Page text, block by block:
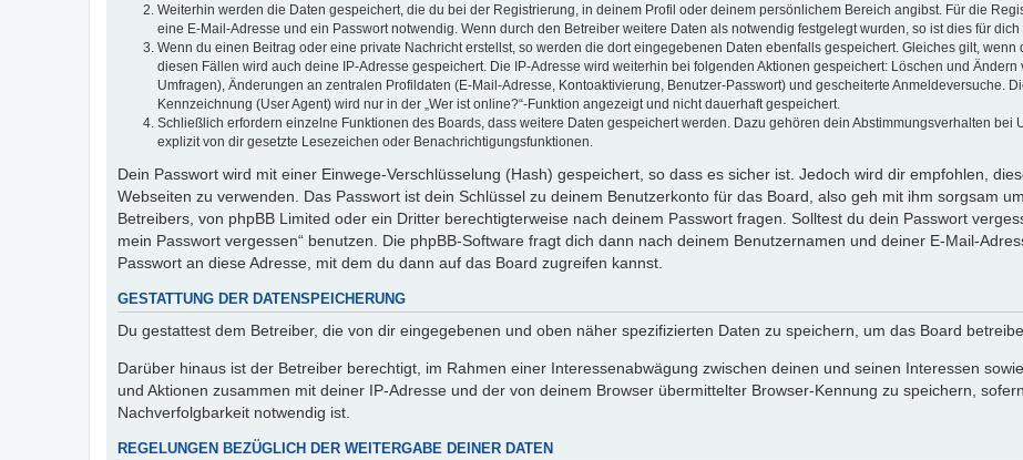
Weiterhin werden die Daten gespeichert, die du bei der Registrierung, in deinem Profil oder deinem persönlichem Bereich angibst. Für die
eine E-Mail-Adresse und ein Passwort notwendig. Wenn durch den Betreiber weitere Daten als notwendig festgelegt wurden, so ist dies für dich
Wenn du einen Beitrag oder eine private Nachricht erstellst, so werden die dort eingegebenen Daten ebenfalls gespeichert. Gleiches gilt,
diesen Fällen wird auch deine IP-Adresse gespeichert. Die IP-Adresse wird weiterhin bei folgenden Aktionen gespeichert: Löschen und
Umfragen), Änderungen an zentralen Profildaten (E-Mail-Adresse, Kontoaktivierung, Benutzer-Passwort) und gescheiterte Anmeldeversuche.
Kennzeichnung (User Agent) wird nur in der „Wer ist online?“-Funktion angezeigt und nicht dauerhaft gespeichert.
Schließlich erfordern einzelne Funktionen des Boards, dass weitere Daten gespeichert werden. Dazu gehören dein Abstimmungsverhalten bei
explizit von dir gesetzte Lesezeichen oder Benachrichtigungsfunktionen.
Dein Passwort wird mit einer Einwege-Verschlüsselung (Hash) gespeichert, so dass es sicher ist. Jedoch wird dir empfohlen,
Webseiten zu verwenden. Das Passwort ist dein Schlüssel zu deinem Benutzerkonto für das Board, also geh mit ihm sorgsam
Betreibers, von phpBB Limited oder ein Dritter berechtigterweise nach deinem Passwort fragen. Solltest du dein Passwort
mein Passwort vergessen“ benutzen. Die phpBB-Software fragt dich dann nach deinem Benutzernamen und deiner E-Mail-
Passwort an diese Adresse, mit dem du dann auf das Board zugreifen kannst.
GESTATTUNG DER DATENSPEICHERUNG
Du gestattest dem Betreiber, die von dir eingegebenen und oben näher spezifizierten Daten zu speichern, um das Board
Darüber hinaus ist der Betreiber berechtigt, im Rahmen einer Interessenabwägung zwischen deinen und seinen Interessen
und Aktionen zusammen mit deiner IP-Adresse und der von deinem Browser übermittelter Browser-Kennung zu speichern,
Nachverfolgbarkeit notwendig ist.
REGELUNGEN BEZÜGLICH DER WEITERGABE DEINER DATEN